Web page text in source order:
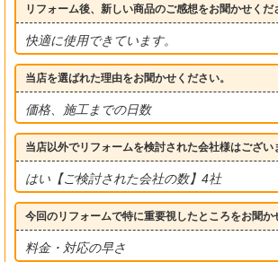
リフォーム後、新しい商品のご感想をお聞かせくだ
快適に使用できています。
当店を選ばれた理由をお聞かせください。
価格、施工までの日数
当店以外でリフォームを検討された会社様はござい
はい【ご検討された会社の数】4社
今回のリフォームで特に重要視したところをお聞か
料金・対応の早さ